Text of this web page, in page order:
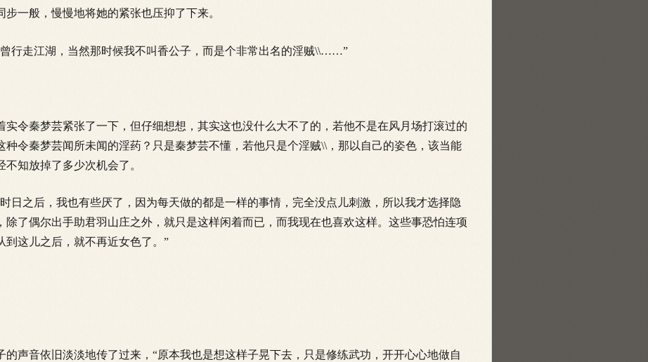
一般，慢慢地将她的紧张也压抑了下来。
走江湖，当然那时候我不叫香公子，而是个非常出名的淫贼\\……”
秦梦芸紧张了一下，但仔细想想，其实这也没什么大不了的，若他不是在风月场打滚过的
种令秦梦芸闻所未闻的淫药？只是秦梦芸不懂，若他只是个淫贼\\，那以自己的姿色，该当能
知放掉了多少次机会了。
之后，我也有些厌了，因为每天做的都是一样的事情，完全没点儿刺激，所以我才选择隐
除了偶尔出手助君羽山庄之外，就只是这样闲着而已，而我现在也喜欢这样。这些事恐怕连项
到这儿之后，就不再近女色了 。”
音依旧淡淡地传了过来，“原本我也是想这样子晃下去，只是修练武功，开开心心地做自